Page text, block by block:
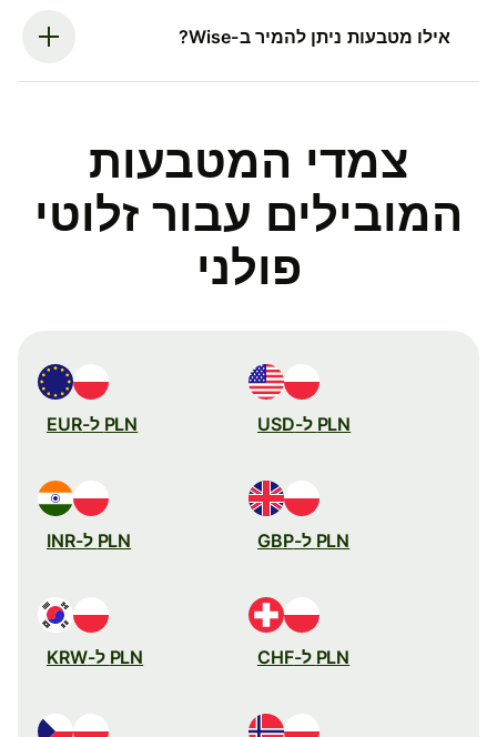
אילו מטבעות ניתן להמיר ב-Wise?
צמדי המטבעות
המובילים עבור זלוטי
פולני
PLN ל-USD PLN ל-EUR
PLN ל-GBP PLN ל-INR
PLN ל-CHF PLN ל-KRW